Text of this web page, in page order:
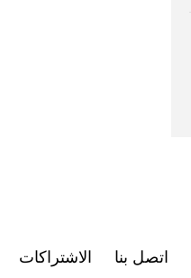
اتصل بنا الاشتراكات